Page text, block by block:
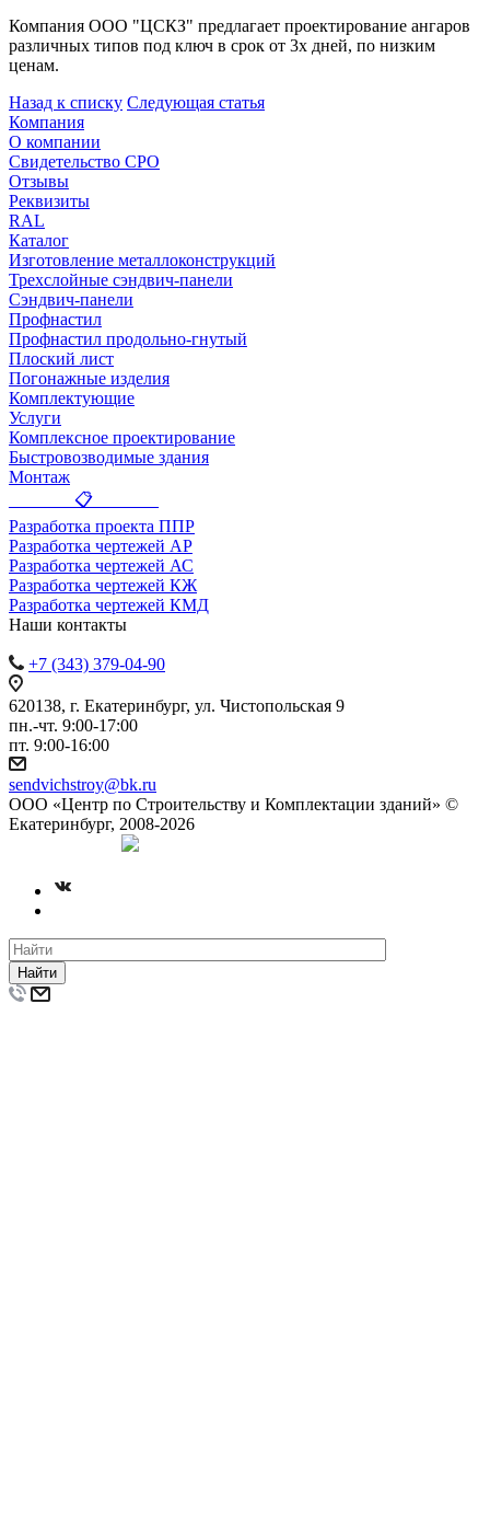
Компания ООО "ЦСКЗ" предлагает проектирование ангаров
различных типов под ключ в срок от 3х дней, по низким
ценам.
Назад к списку Следующая статья
Компания
О компании
Свидетельство СРО
Отзывы
Реквизиты
RAL
Каталог
Изготовление металлоконструкций
Трехслойные сэндвич-панели
Сэндвич-панели
Профнастил
Профнастил продольно-гнутый
Плоский лист
Погонажные изделия
Комплектующие
Услуги
Комплексное проектирование
Быстровозводимые здания
Монтаж
_______ 📋 _______
Разработка проекта ППР
Разработка чертежей АР
Разработка чертежей АС
Разработка чертежей КЖ
Разработка чертежей КМД
Наши контакты
+7 (343) 379-04-90
620138, г. Екатеринбург, ул. Чистопольская 9
пн.-чт. 9:00-17:00
пт. 9:00-16:00
sendvichstroy@bk.ru
ООО «Центр по Строительству и Комплектации зданий» ©
Екатеринбург, 2008-2026
Найти